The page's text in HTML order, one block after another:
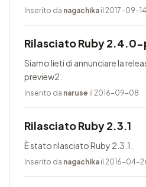
Inserito da nagachika il 2017-09-14
Rilasciato Ruby
Siamo lieti di annunciare la
preview2.
Inserito da naruse il 2016-09-08
Rilasciato Ruby 2.3.1
È stato rilasciato Ruby 2.3.1.
Inserito da nagachika il 2016-04-